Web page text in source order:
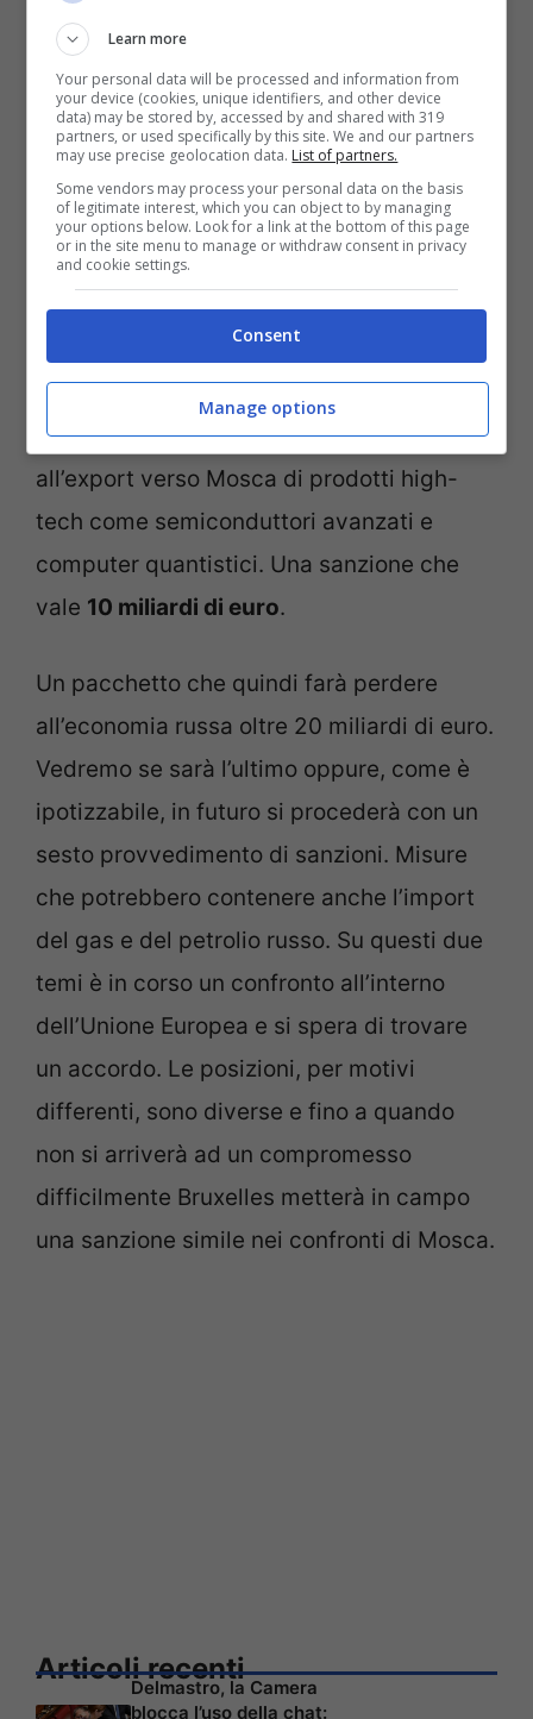
in corso, ma, secondo le ultime
indiscrezioni citate da TgCom24, in questo
provvedimento ci sarà lo stop dell’import
di carbone. Una misura che vale 4 miliardi
di euro all’anno. Inoltre,tra le sanzioni c’è
anche la chiusura dei porti europei alle
navi di Mosca, tir bloccati e il divieto di
transazioni a quattro nuove banche.
Inoltre, nelle intenzioni di Bruxelles c’è
anche l’intenzione di allargare lo stop
all’export verso Mosca di prodotti high-
tech come semiconduttori avanzati e
computer quantistici. Una sanzione che
vale 10 miliardi di euro.
Un pacchetto che quindi farà perdere
all’economia russa oltre 20 miliardi di euro.
Vedremo se sarà l’ultimo oppure, come è
ipotizzabile, in futuro si procederà con un
sesto provvedimento di sanzioni. Misure
che potrebbero contenere anche l’import
del gas e del petrolio russo. Su questi due
temi è in corso un confronto all’interno
dell’Unione Europea e si spera di trovare
un accordo. Le posizioni, per motivi
differenti, sono diverse e fino a quando
non si arriverà ad un compromesso
difficilmente Bruxelles metterà in campo
una sanzione simile nei confronti di Mosca.
Articoli recenti
Delmastro, la Camera
blocca l’uso della chat:
Learn more
Your personal data will be processed and information from
your device (cookies, unique identifiers, and other device
data) may be stored by, accessed by and shared with 319
partners, or used specifically by this site. We and our partners
may use precise geolocation data. List of partners.
Some vendors may process your personal data on the basis
of legitimate interest, which you can object to by managing
your options below. Look for a link at the bottom of this page
or in the site menu to manage or withdraw consent in privacy
and cookie settings.
Consent
Manage options